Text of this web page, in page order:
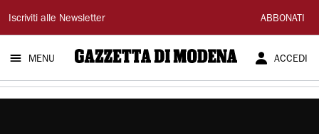
Gazzetta
di
Modena
Iscriviti alle Newsletter ABBONATI
MENU ACCEDI